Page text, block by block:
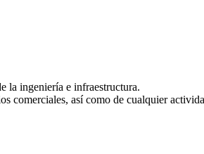
la ingeniería e infraestructura.
comerciales, así como de cualquier